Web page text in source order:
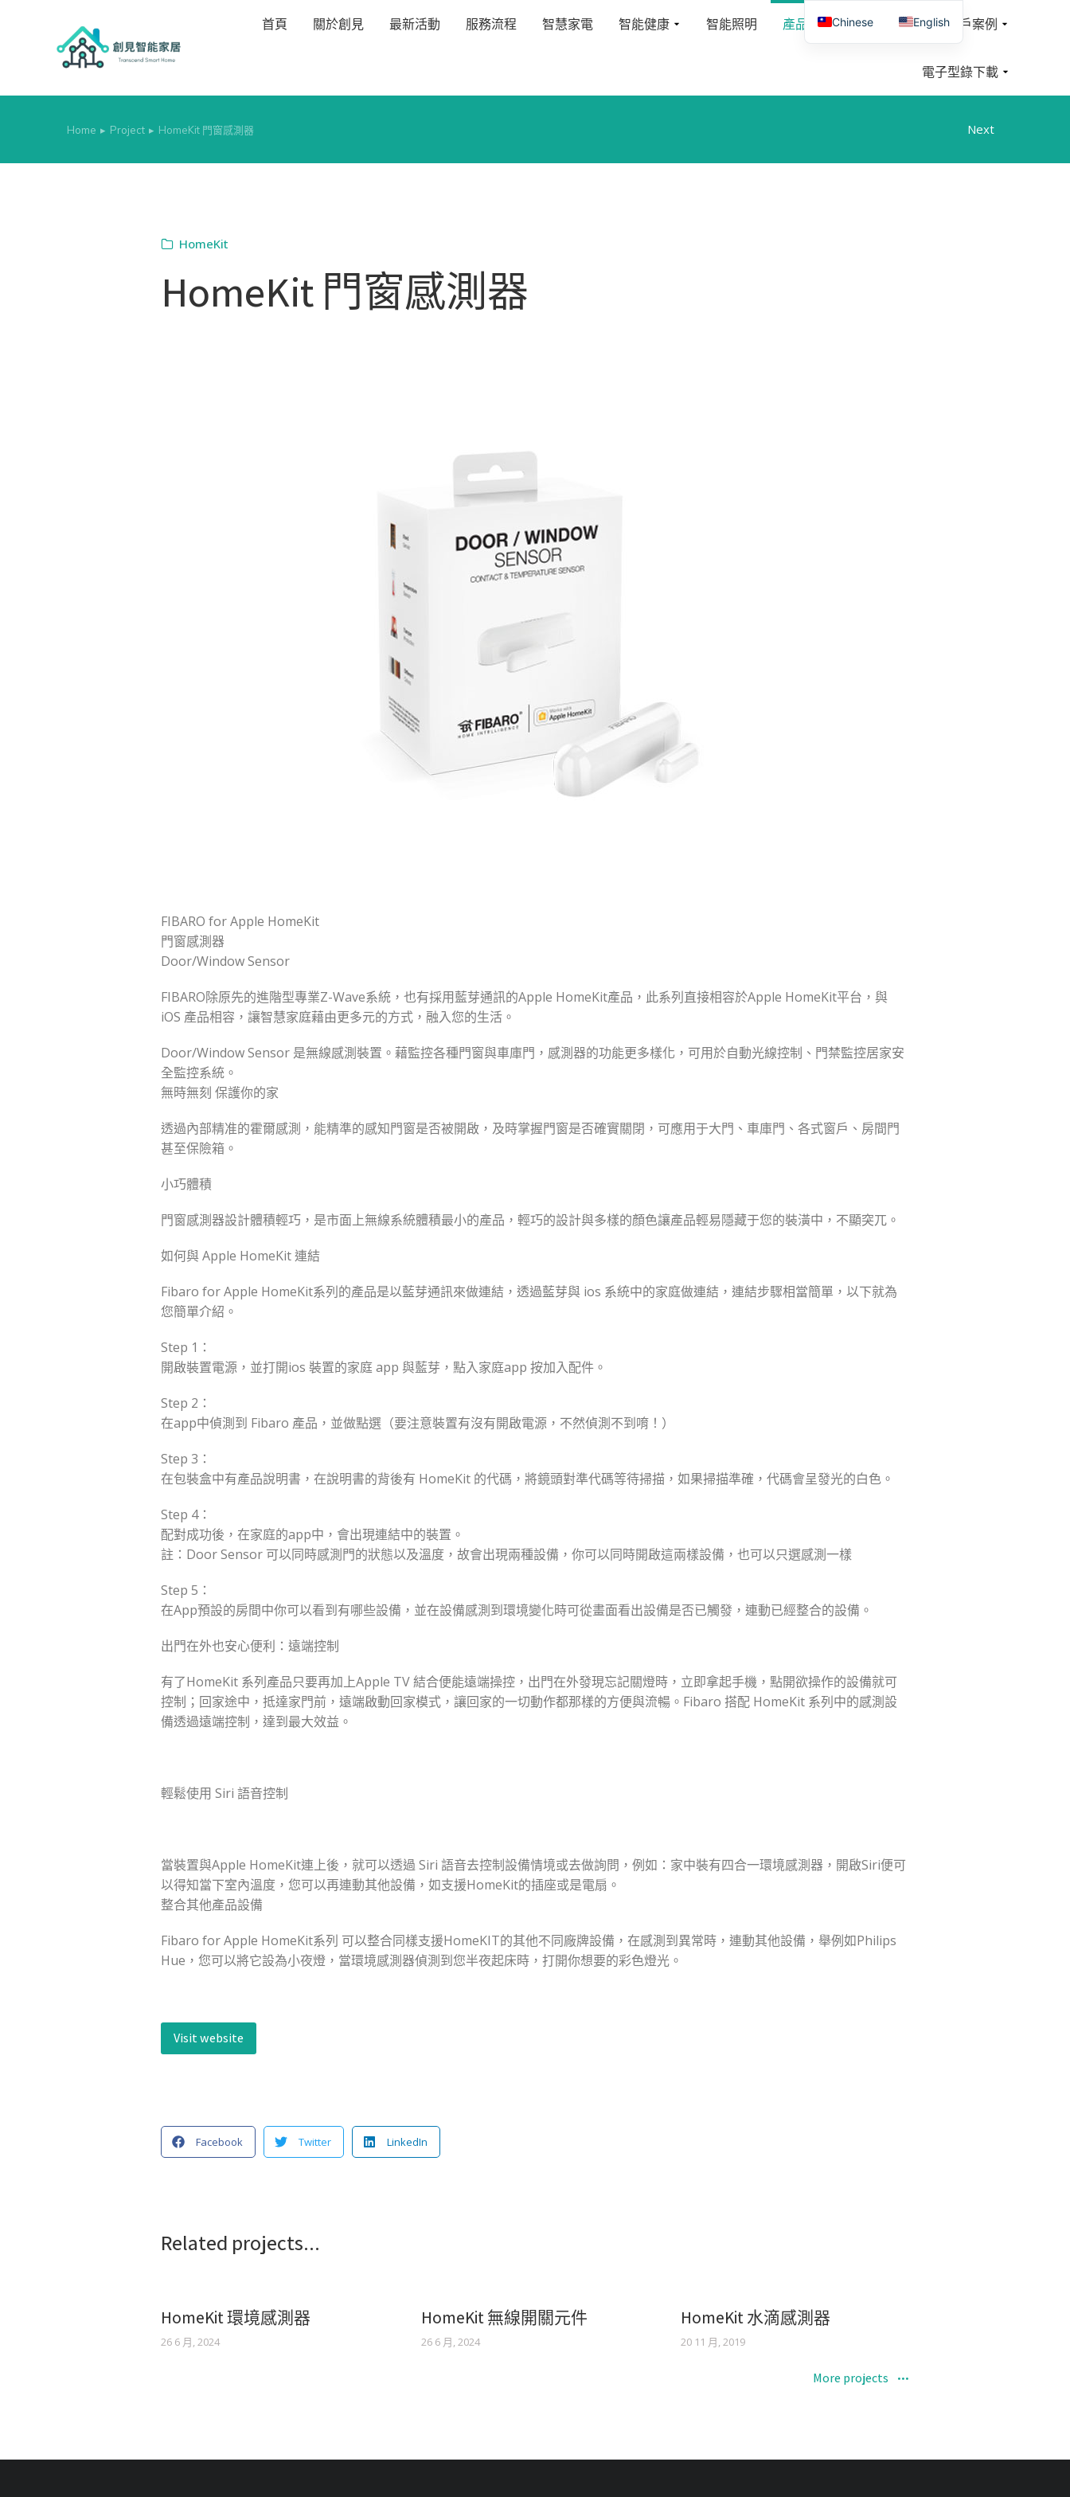
首頁 關於創見 最新活動 服務流程 智慧家電 智能健康 智能照明 產品介紹 聯絡我們 客戶案例
電子型錄下載
You are here:
Home Project HomeKit 門窗感測器 Next
HomeKit
HomeKit 門窗感測器
FIBARO for Apple HomeKit
門窗感測器
Door/Window Sensor
FIBARO除原先的進階型專業Z-Wave系統，也有採用藍芽通訊的Apple HomeKit產品，此系列直接相容於Apple HomeKit平台，與
iOS 產品相容，讓智慧家庭藉由更多元的方式，融入您的生活。
Door/Window Sensor 是無線感測裝置。藉監控各種門窗與車庫門，感測器的功能更多樣化，可用於自動光線控制、門禁監控居家安
全監控系統。
無時無刻 保護你的家
透過內部精准的霍爾感測，能精準的感知門窗是否被開啟，及時掌握門窗是否確實關閉，可應用于大門、車庫門、各式窗戶、房間門
甚至保險箱。
小巧體積
門窗感測器設計體積輕巧，是市面上無線系統體積最小的產品，輕巧的設計與多樣的顏色讓產品輕易隱藏于您的裝潢中，不顯突兀。
如何與 Apple HomeKit 連結
Fibaro for Apple HomeKit系列的產品是以藍芽通訊來做連結，透過藍芽與 ios 系統中的家庭做連結，連結步驟相當簡單，以下就為
您簡單介紹。
Step 1：
開啟裝置電源，並打開ios 裝置的家庭 app 與藍芽，點入家庭app 按加入配件。
Step 2：
在app中偵測到 Fibaro 產品，並做點選（要注意裝置有沒有開啟電源，不然偵測不到唷！）
Step 3：
在包裝盒中有產品說明書，在說明書的背後有 HomeKit 的代碼，將鏡頭對準代碼等待掃描，如果掃描準確，代碼會呈發光的白色。
Step 4：
配對成功後，在家庭的app中，會出現連結中的裝置。
註：Door Sensor 可以同時感測門的狀態以及溫度，故會出現兩種設備，你可以同時開啟這兩樣設備，也可以只選感測一樣
Step 5：
在App預設的房間中你可以看到有哪些設備，並在設備感測到環境變化時可從畫面看出設備是否已觸發，連動已經整合的設備。
出門在外也安心便利：遠端控制
有了HomeKit 系列產品只要再加上Apple TV 結合便能遠端操控，出門在外發現忘記關燈時，立即拿起手機，點開欲操作的設備就可
控制；回家途中，抵達家門前，遠端啟動回家模式，讓回家的一切動作都那樣的方便與流暢。Fibaro 搭配 HomeKit 系列中的感測設
備透過遠端控制，達到最大效益。
輕鬆使用 Siri 語音控制
當裝置與Apple HomeKit連上後，就可以透過 Siri 語音去控制設備情境或去做詢問，例如：家中裝有四合一環境感測器，開啟Siri便可
以得知當下室內溫度，您可以再連動其他設備，如支援HomeKit的插座或是電扇。
整合其他產品設備
Fibaro for Apple HomeKit系列 可以整合同樣支援HomeKIT的其他不同廠牌設備，在感測到異常時，連動其他設備，舉例如Philips
Hue，您可以將它設為小夜燈，當環境感測器偵測到您半夜起床時，打開你想要的彩色燈光。
Visit website
Facebook Twitter LinkedIn
Related projects...
HomeKit 環境感測器
26 6 月, 2024
HomeKit 無線開關元件
26 6 月, 2024
HomeKit 水滴感測器
20 11 月, 2019
More projects
Chinese English